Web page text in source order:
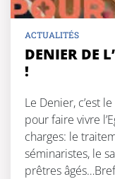
ACTUALITÉS
DENIER DE
!
Le Denier, c’est
pour faire vivre
charges: le
séminaristes, le
prêtres